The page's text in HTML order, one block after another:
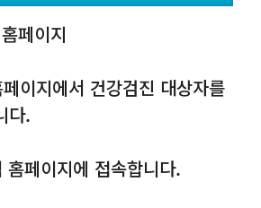
이지에서 건강검진 대상자를
다.
홈페이지에 접속합니다.